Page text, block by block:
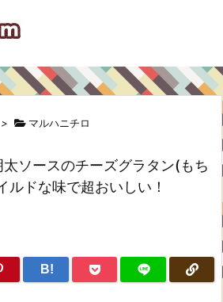
> マルハニチロ
ソースのチーズグラタン(もち
ルドな味で超おいしい！
B!